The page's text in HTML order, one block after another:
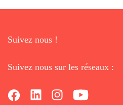
Suivez nous !
Suivez nous sur les réseaux :